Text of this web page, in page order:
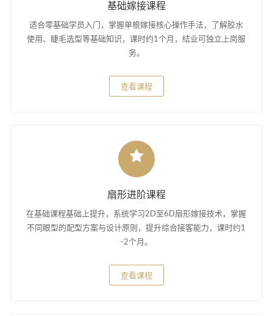
基础嫁接课程
适合零基础学员入门，掌握单根嫁接核心操作手法，了解胶水
使用、睫毛选型等基础知识，课时约1个月，结业可独立上岗服
务。
查看课程
扇形进阶课程
在基础课程基础上提升，系统学习2D至6D扇形嫁接技术，掌握
不同眼型的配型方案与设计原则，提升综合接客能力，课时约1
-2个月。
查看课程